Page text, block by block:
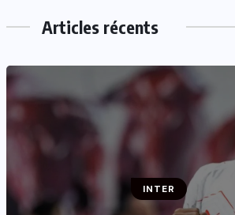
Articles récents
INTER
INTER